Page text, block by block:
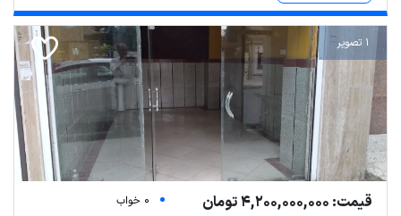
1 تصویر
قیمت: 4,200,000,000 تومان
0 خواب